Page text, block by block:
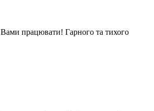
працювати! Гарного та тихого